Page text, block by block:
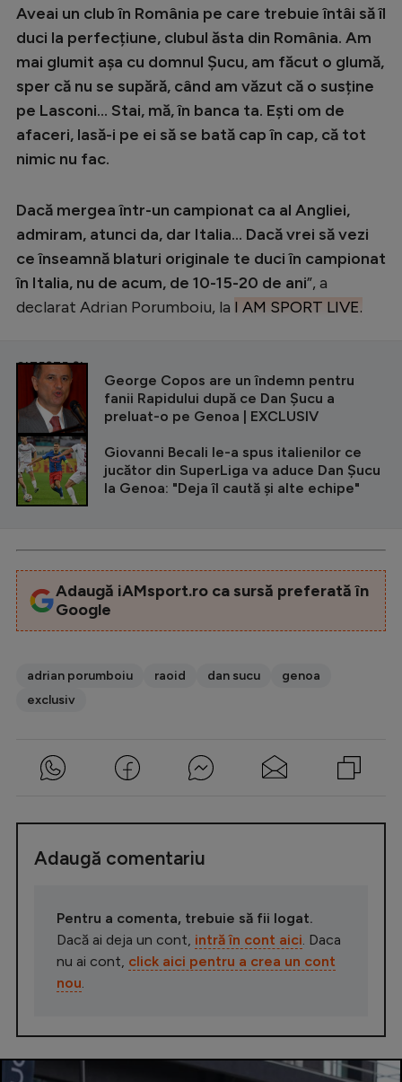
Aveai un club în România pe care trebuie întâi să îl
duci la perfecțiune, clubul ăsta din România. Am
mai glumit așa cu domnul Șucu, am făcut o glumă,
sper că nu se supără, când am văzut că o susține
pe Lasconi… Stai, mă, în banca ta. Ești om de
afaceri, lasă-i pe ei să se bată cap în cap, că tot
nimic nu fac.
Dacă mergea într-un campionat ca al Angliei,
admiram, atunci da, dar Italia... Dacă vrei să vezi
ce înseamnă blaturi originale te duci în campionat
în Italia, nu de acum, de 10-15-20 de ani”, a
declarat Adrian Porumboiu, la I AM SPORT LIVE.
CITEȘTE ȘI
George Copos are un îndemn pentru
fanii Rapidului după ce Dan Șucu a
preluat-o pe Genoa | EXCLUSIV
Giovanni Becali le-a spus italienilor ce
jucător din SuperLiga va aduce Dan Șucu
la Genoa: "Deja îl caută și alte echipe"
Adaugă iAMsport.ro ca sursă preferată în
Google
adrian porumboiu raoid dan sucu
genoa
exclusiv
Adaugă comentariu
Pentru a comenta, trebuie să fii logat.
Dacă ai deja un cont, intră în cont aici. Daca
nu ai cont, click aici pentru a crea un cont
nou.